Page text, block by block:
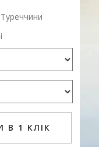
В 1 КЛІК